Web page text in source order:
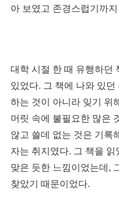
아 보였고 존경스럽기까
대학 시절 한 때 유행하던
있었다. 그 책에 나와 있
하는 것이 아니라 잊기 위
머릿 속에 불필요한 많은
않고 쓸데 없는 것은 기록
자는 취지였다. 그 책을
맞은 듯한 느낌이었는데,
찾았기 때문이었다.